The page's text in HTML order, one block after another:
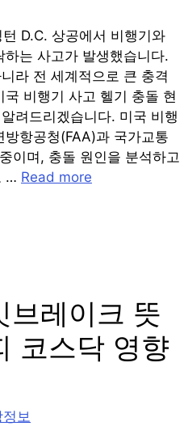
D.C. 상공에서 비행기와
는 사고가 발생했습니다.
라 전 세계적으로 큰 충격
비행기 사고 헬기 충돌 현
려드리겠습니다. 미국 비행
항공청(FAA)과 국가교통
이며, 충돌 원인을 분석하고
… Read more
브레이크 뜻
코스닥 영향
정보